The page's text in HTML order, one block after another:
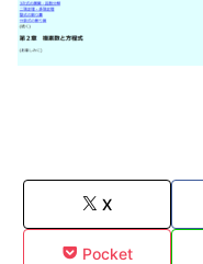
X
Pocket